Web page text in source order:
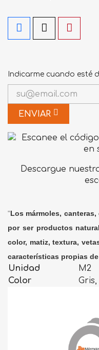
Indicarme cuando esté
ENVIAR
Descargue
"Los mármoles,
por ser productos
color, matiz, textura,
características propias
Unidad
M2
Color